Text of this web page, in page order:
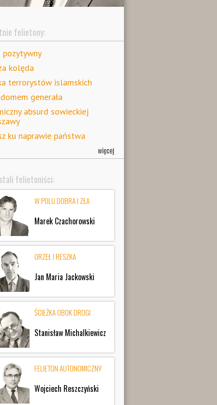
felietony:
pozytywny
kolęda
terrorystów islamskich
generała
absurd sowieckiej
ku naprawie państwa
więcej
felietoniści:
W POLU DOBRA I ZŁA
Marek Czachorowski
ORZEŁ I RESZKA
Jan Maria Jackowski
ŚCIEŻKA OBOK DROGI
Stanisław Michalkiewicz
FELIETON AUTONOMICZNY
Wojciech Reszczyński